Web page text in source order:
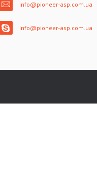
info@pioneer-asp.com.ua
info@pioneer-asp.com.ua